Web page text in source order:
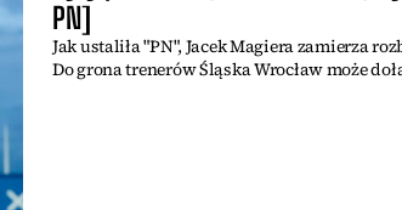
PN]
Jak ustaliła "PN", Jacek Magiera zamierza
Do grona trenerów Śląska Wrocław może